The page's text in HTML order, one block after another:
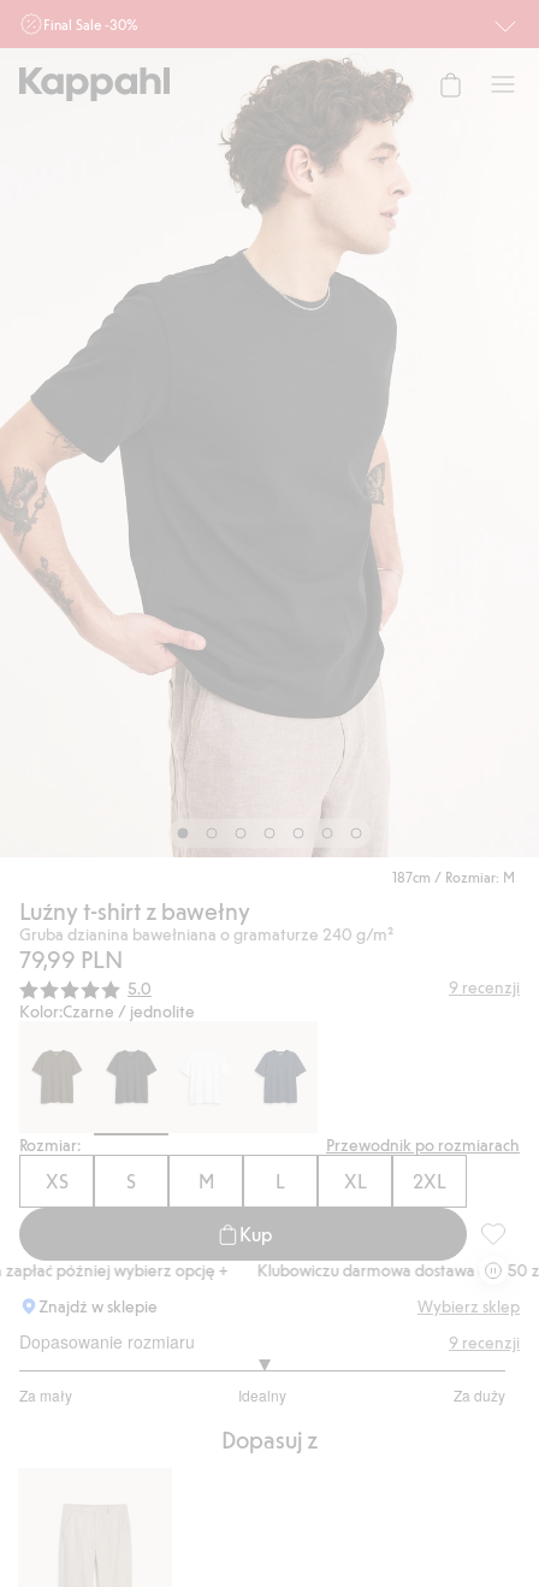
Final Sale -30%
Ważne przy zakupie min. 2 sztuk produktów włączonych w ofertę, również z
działu outlet do 10.8 w sklepach Kappahl i Newbie oraz na kappahl.com. Ofert
nie łączymy
Mężczyzna Dziecko
Niemowlę
187cm / Rozmiar: M
Luźny t-shirt z bawełny
Gruba dzianina bawełniana o gramaturze 240 g/m²
79,99 PLN
Średnia ocena:
5.0 9 recenzji
Kolor:Czarne / jednolite
Rozmiar: Przewodnik po rozmiarach
XS S M L XL 2XL
Kup
później wybierz opcję +
Klubowiczu darmowa dostawa od 150 zł
Znajdź w sklepie
Wybierz sklep
Dopasowanie rozmiaru
Za mały Idealny Za duży
na
głosów
9 recenzji
Dopasuj z